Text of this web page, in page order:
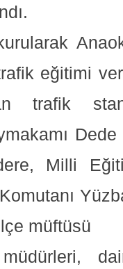
eğitimi
trafik
Milli
müftüsü